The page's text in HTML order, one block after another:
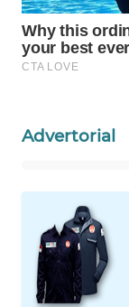
Advertorial
WAHANA
LISTRIK
WAHANANEWS
ID
WAHANANEWS